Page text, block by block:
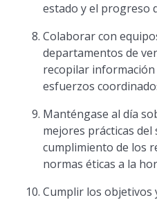
estado y el progreso
Colaborar con
departamentos de
recopilar
esfuerzos
Manténgase al día
mejores prácticas
cumplimiento de los
normas éticas a la
Cumplir los objetivos